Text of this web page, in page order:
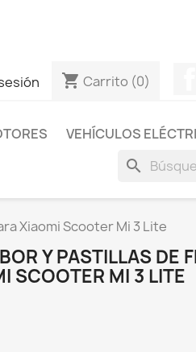
shopping_cart Carrito (0)
VEHÍCULOS
search
Xiaomi Scooter Mi 3 Lite
Y PASTILLAS DE
SCOOTER MI 3 LITE